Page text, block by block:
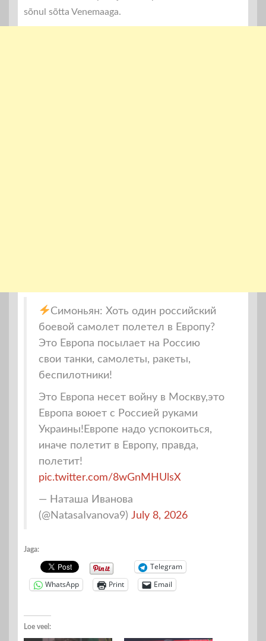
sõnul sõtta Venemaaga.
Симоньян: Хоть один российский
боевой самолет полетел в Европу?
Это Европа посылает на Россию
свои танки, самолеты, ракеты,
беспилотники!
Это Европа несет войну в Москву,это
Европа воюет с Россией руками
Украины!Европе надо успокоиться,
иначе полетит в Европу, правда,
полетит!
pic.twitter.com/8wGnMHUlsX
— Наташа Иванова
(@NatasaIvanova9) July 8, 2026
Jaga:
Telegram
WhatsApp
Print Email
Loe veel: